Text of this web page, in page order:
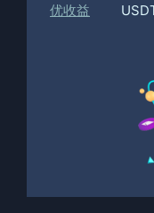
优收益